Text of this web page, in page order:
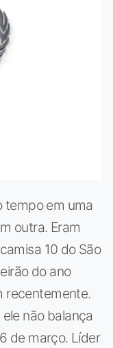
tempo em uma
outra. Eram
10 do São
do ano
recentemente.
não balança
de março. Líder